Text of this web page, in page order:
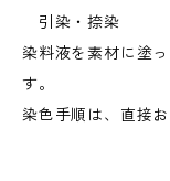
引染・捺染
染料液を素材に塗
す。
染色手順は、直接